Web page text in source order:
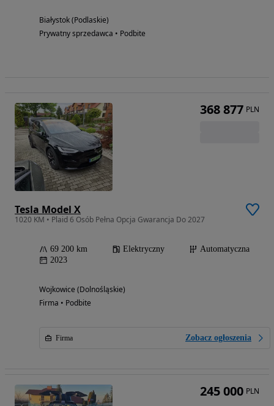
Białystok (Podlaskie)
Prywatny sprzedawca • Podbite
Tesla Model X
1020 KM • Plaid 6 Osób Pełna Opcja Gwarancja Do 2027
69 200 km Elektryczny
Automatyczna
2023
Wojkowice (Dolnośląskie)
Firma • Podbite
Firma Zobacz ogłoszenia
368 877 PLN
245 000 PLN